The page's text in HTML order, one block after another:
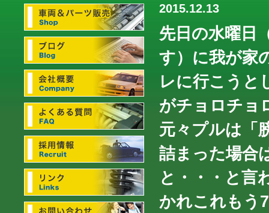
2015.12.13
先日の水曜日
す）に我が家
レに行こうと
がチョロチョ
元々プルは「
詰まった場合
と・・・と言
かれこれもう